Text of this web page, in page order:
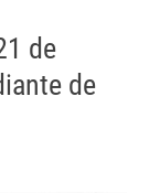
de
de